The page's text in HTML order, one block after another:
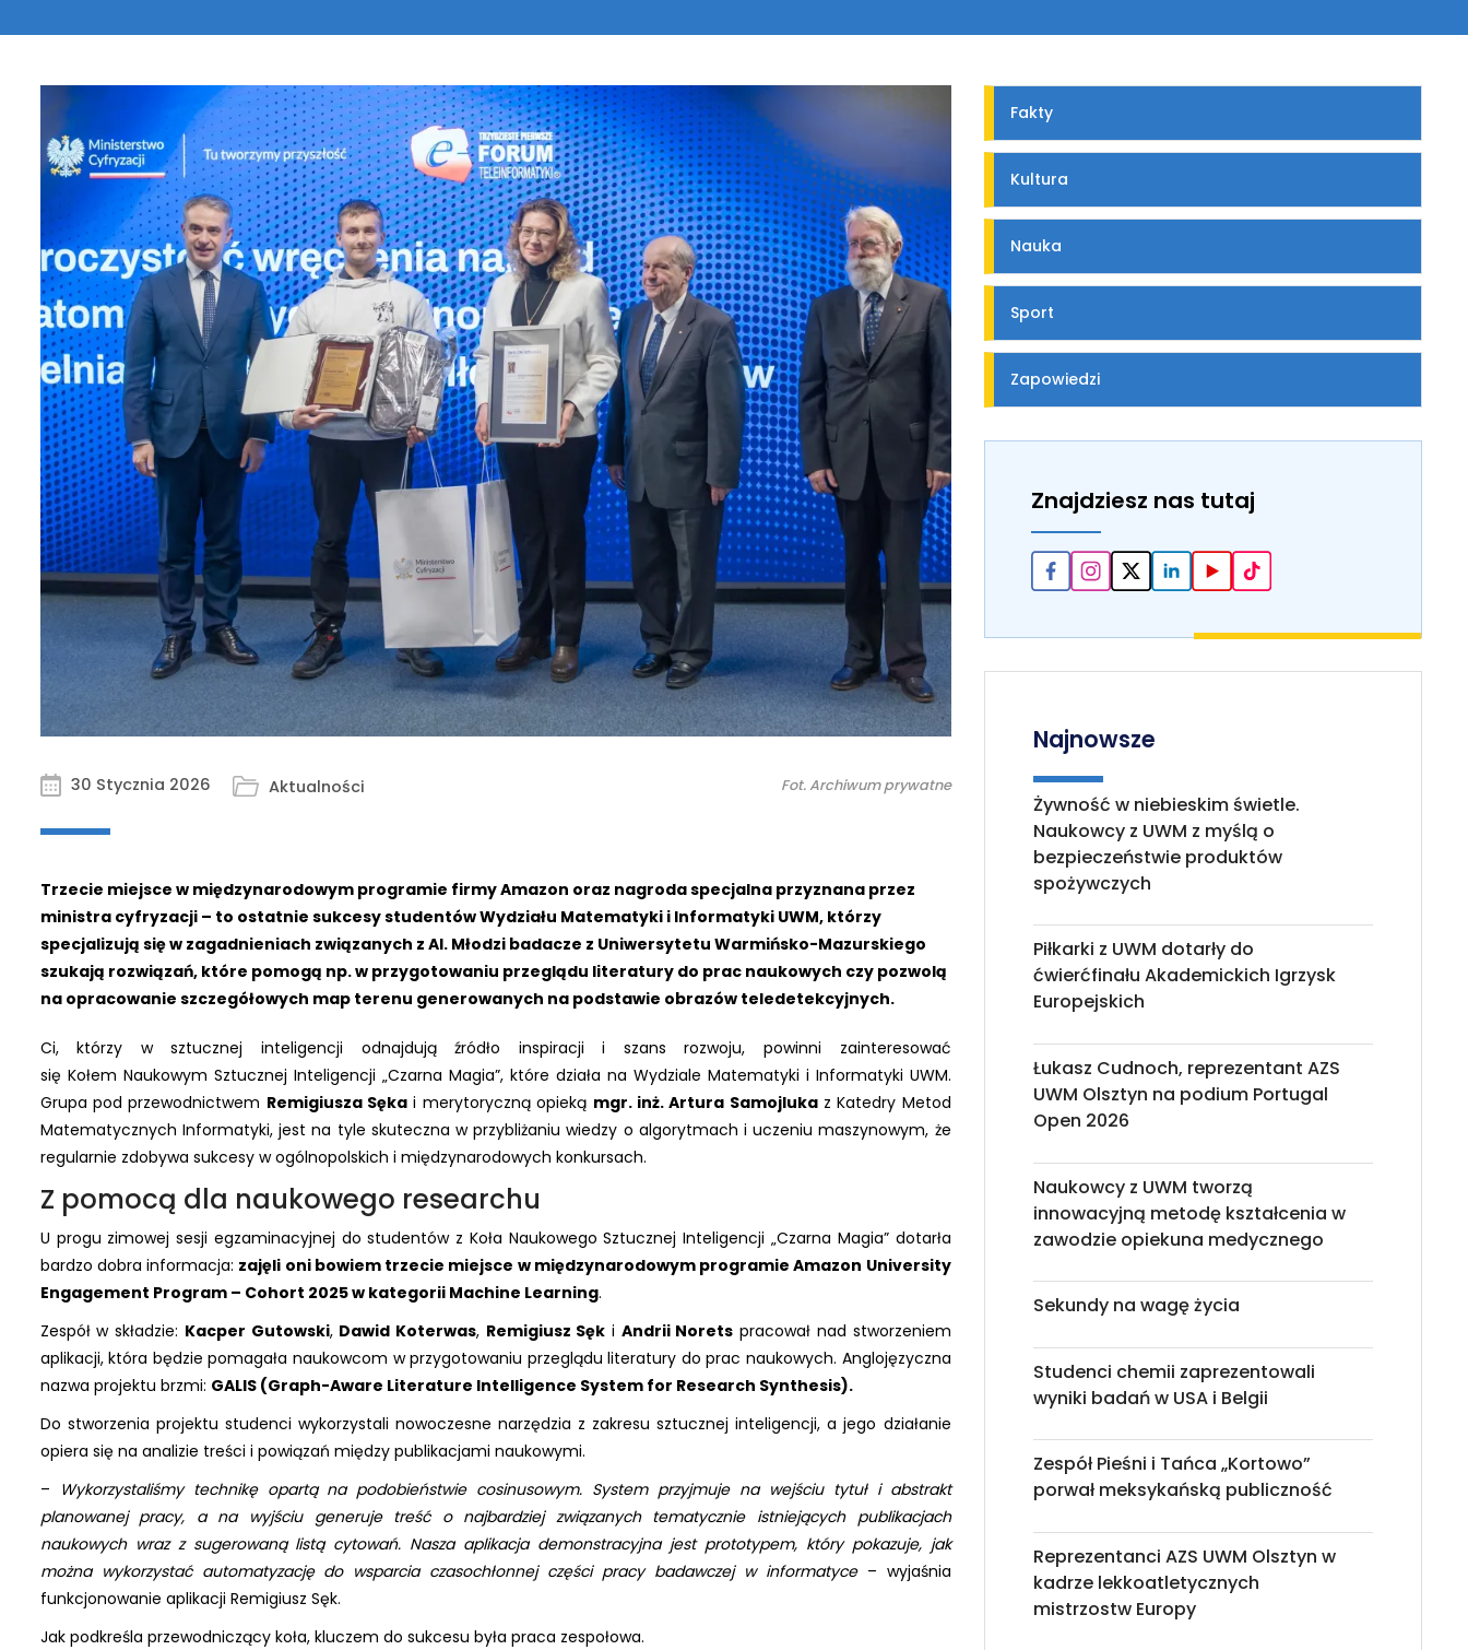
30 Stycznia 2026 Aktualności Fot. Archiwum prywatne
Trzecie miejsce w międzynarodowym programie firmy Amazon oraz nagroda specjalna przyznana przez
ministra cyfryzacji – to ostatnie sukcesy studentów Wydziału Matematyki i Informatyki UWM, którzy
specjalizują się w zagadnieniach związanych z AI. Młodzi badacze z Uniwersytetu Warmińsko-Mazurskiego
szukają rozwiązań, które pomogą np. w przygotowaniu przeglądu literatury do prac naukowych czy pozwolą
na opracowanie szczegółowych map terenu generowanych na podstawie obrazów teledetekcyjnych.
Ci, którzy w sztucznej inteligencji odnajdują źródło inspiracji i szans rozwoju, powinni zainteresować
się Kołem Naukowym Sztucznej Inteligencji „Czarna Magia”, które działa na Wydziale Matematyki i Informatyki UWM.
Grupa pod przewodnictwem Remigiusza Sęka i merytoryczną opieką mgr. inż. Artura Samojlukaz Katedry Metod
Matematycznych Informatyki, jest na tyle skuteczna w przybliżaniu wiedzy o algorytmach i uczeniu maszynowym, że
regularnie zdobywa sukcesy w ogólnopolskich i międzynarodowych konkursach.
Z pomocą dla naukowego researchu
U progu zimowej sesji egzaminacyjnej do studentów z Koła Naukowego Sztucznej Inteligencji „Czarna Magia” dotarła
bardzo dobra informacja: zajęli oni bowiem trzecie miejsce w międzynarodowym programie Amazon University
Engagement Program – Cohort 2025 w kategorii Machine Learning.
Zespół w składzie: Kacper Gutowski, Dawid Koterwas, Remigiusz Sęk i Andrii Norets pracował nad stworzeniem
aplikacji, która będzie pomagała naukowcom w przygotowaniu przeglądu literatury do prac naukowych. Anglojęzyczna
nazwa projektu brzmi: GALIS (Graph-Aware Literature Intelligence System for Research Synthesis).
Do stworzenia projektu studenci wykorzystali nowoczesne narzędzia z zakresu sztucznej inteligencji, a jego działanie
opiera się na analizie treści i powiązań między publikacjami naukowymi.
– Wykorzystaliśmy technikę opartą na podobieństwie cosinusowym. System przyjmuje na wejściu tytuł i abstrakt
planowanej pracy, a na wyjściu generuje treść o najbardziej związanych tematycznie istniejących publikacjach
naukowych wraz z sugerowaną listą cytowań. Nasza aplikacja demonstracyjna jest prototypem, który pokazuje, jak
można wykorzystać automatyzację do wsparcia czasochłonnej części pracy badawczej w informatyce– wyjaśnia
funkcjonowanie aplikacji Remigiusz Sęk.
Jak podkreśla przewodniczący koła, kluczem do sukcesu była praca zespołowa.
Fakty
Kultura
Nauka
Sport
Zapowiedzi
Znajdziesz nas tutaj
Najnowsze
Żywność w niebieskim świetle.
Naukowcy z UWM z myślą o
bezpieczeństwie produktów
spożywczych
Piłkarki z UWM dotarły do
ćwierćfinału Akademickich Igrzysk
Europejskich
Łukasz Cudnoch, reprezentant AZS
UWM Olsztyn na podium Portugal
Open 2026
Naukowcy z UWM tworzą
innowacyjną metodę kształcenia w
zawodzie opiekuna medycznego
Sekundy na wagę życia
Studenci chemii zaprezentowali
wyniki badań w USA i Belgii
Zespół Pieśni i Tańca „Kortowo”
porwał meksykańską publiczność
Reprezentanci AZS UWM Olsztyn w
kadrze lekkoatletycznych
mistrzostw Europy